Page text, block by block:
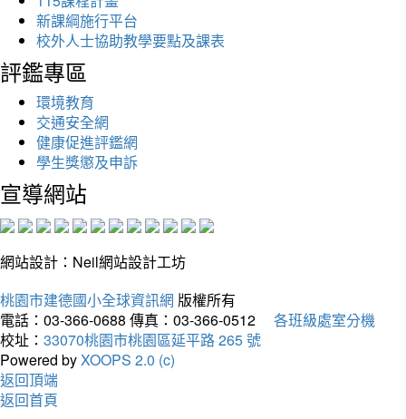
新課綱施行平台
校外人士協助教學要點及課表
評鑑專區
環境教育
交通安全網
健康促進評鑑網
學生獎懲及申訴
宣導網站
網站設計：Neil網站設計工坊
桃園市建德國小全球資訊網 版權所有
電話：03-366-0688 傳真：03-366-0512
各班級處室分機
校址： 33070桃園市桃園區延平路 265 號
Powered byXOOPS 2.0 (c)
返回頂端
返回首頁